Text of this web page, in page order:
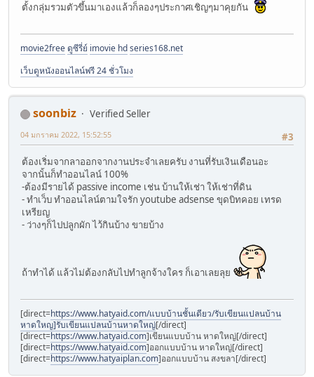
ตั้งกลุ่มรวมตัวขึ้นมาเองแล้วก็ลองๆประกาศเชิญๆมาคุยกัน
movie2freeดูซีรี่ย์ imovie hdseries168.net
เว็บดูหนังออนไลน์ฟรี 24 ชั่วโมง
soonbiz
Verified Seller
#3
04 มกราคม 2022, 15:52:55
ต้องเริ่มจากลาออกจากงานประจำเลยครับ งานที่รับเงินเดือนอะ
จากนั้นก็ทำออนไลน์ 100%
-ต้องมีรายได้ passive income เช่น บ้านให้เช่า ให้เช่าที่ดิน
- ทำเว็บ ทำออนไลน์ตามใจรัก youtube adsense ขุดบิทคอย เทรด
เหรียญ
- ว่างๆก็ไปปลูกผัก ไว้กินบ้าง ขายบ้าง
ถ้าทำได้ แล้วไม่ต้องกลับไปทำลูกจ้างใคร ก็เอาเลยลุย
[direct=https://www.hatyaid.com/แบบบ้านชั้นเดียว/รับเขียนแปลนบ้าน
หาดใหญ]รับเขียนแปลนบ้านหาดใหญ่[/direct]
[direct=https://www.hatyaid.com]เขียนแบบบ้าน หาดใหญ่[/direct]
[direct=https://www.hatyaid.com]ออกแบบบ้าน หาดใหญ่[/direct]
[direct=https://www.hatyaiplan.com]ออกแบบบ้าน สงขลา[/direct]